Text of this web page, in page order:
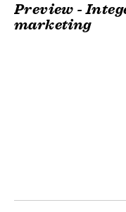
Preview -
marketing